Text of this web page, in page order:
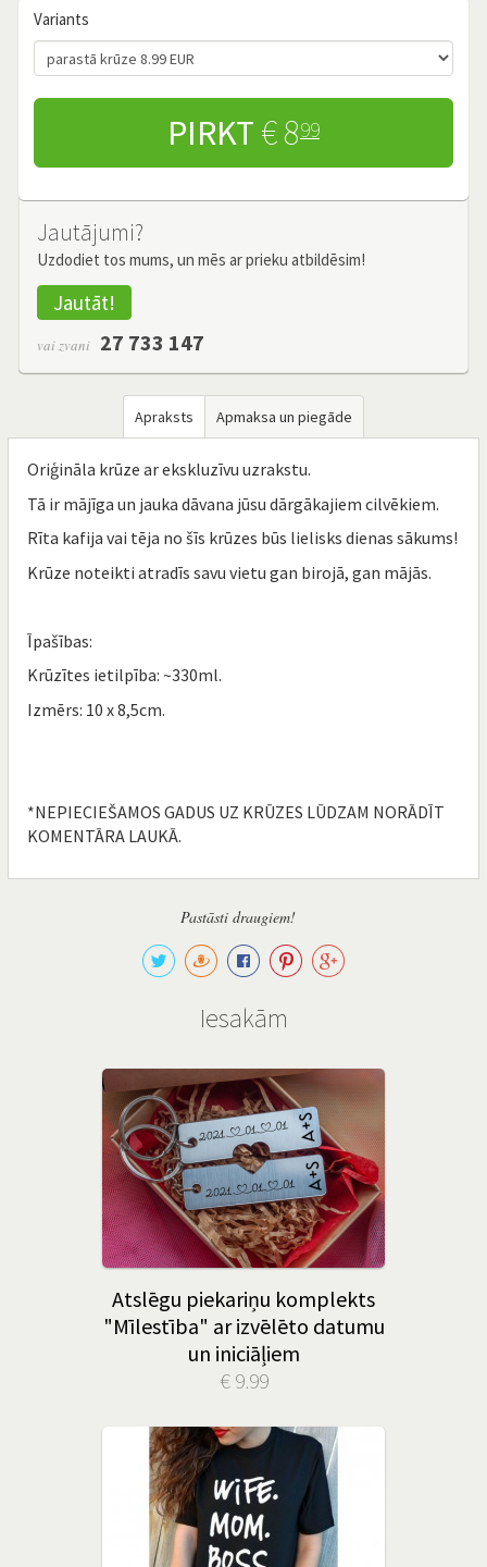
Variants
PIRKT € 899
Jautājumi?
Uzdodiet tos mums, un mēs ar prieku atbildēsim!
Jautāt!
vai zvani 27 733 147
Apraksts Apmaksa un piegāde
Oriģināla krūze ar ekskluzīvu uzrakstu.
Tā ir mājīga un jauka dāvana jūsu dārgākajiem cilvēkiem.
Rīta kafija vai tēja no šīs krūzes būs lielisks dienas sākums!
Krūze noteikti atradīs savu vietu gan birojā, gan mājās.
Īpašības:
Krūzītes ietilpība: ~330ml.
Izmērs: 10 x 8,5cm.
*NEPIECIEŠAMOS GADUS UZ KRŪZES LŪDZAM NORĀDĪT
KOMENTĀRA LAUKĀ.
Pastāsti draugiem!
Iesakām
Atslēgu piekariņu komplekts
"Mīlestība" ar izvēlēto datumu
un iniciāļiem
€ 9.99